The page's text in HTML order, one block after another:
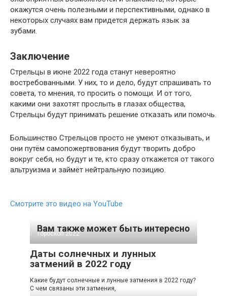
окажутся очень полезными и перспективными, однако в
некоторых случаях вам придется держать язык за
зубами.
Заключение
Стрельцы в июне 2022 года станут невероятно
востребованными. У них, то и дело, будут спрашивать то
совета, то мнения, то просить о помощи. И от того,
какими они захотят прослыть в глазах общества,
Стрельцы будут принимать решение отказать или помочь.
Большинство Стрельцов просто не умеют отказывать, и
они путём самопожертвования будут творить добро
вокруг себя, но будут и те, кто сразу откажется от такого
альтруизма и займёт нейтральную позицию.
Смотрите это видео на YouTube
Вам также может быть интересно
Гороскоп 2022
Даты солнечных и лунных
затмений в 2022 году
Какие будут солнечные и лунные затмения в 2022 году?
С чем связаны эти затмения,